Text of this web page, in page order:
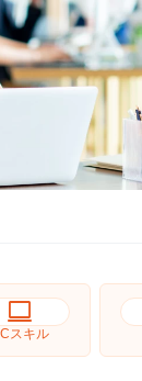
computer
スキル